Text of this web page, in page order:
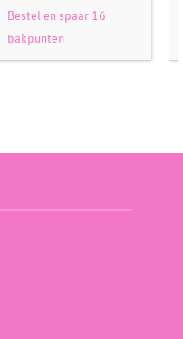
Bestel en spaar 16
bakpunten